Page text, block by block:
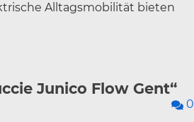
Alltagsmobilität bieten
Junico Flow Gent“
0